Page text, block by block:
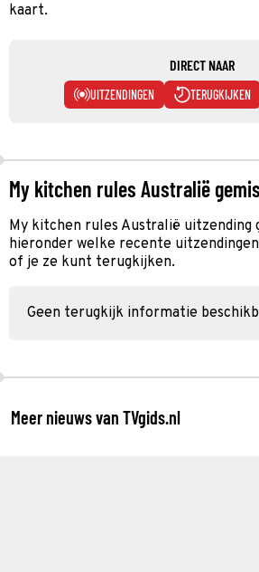
kaart.
DIRECT NAAR
UITZENDINGEN TERUGKIJKEN
My kitchen rules Australië
My kitchen rules Australië uitzending
hieronder welke recente
of je ze kunt terugkijken.
Geen terugkijk informatie
Meer nieuws van TVgids.nl